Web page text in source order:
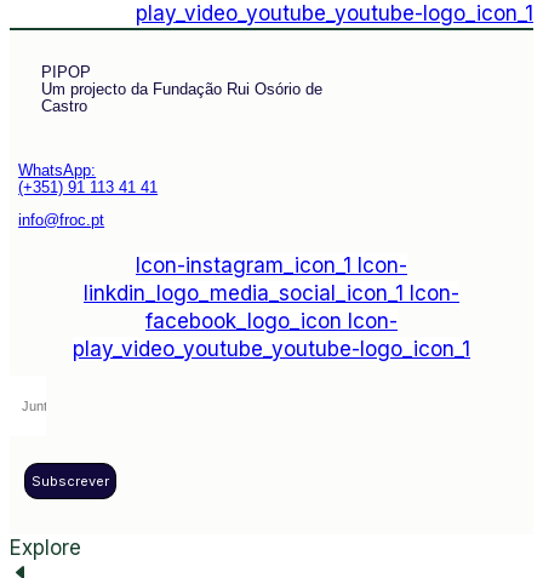
play_video_youtube_youtube-logo_icon_1
PIPOP
Um projecto da Fundação Rui Osório de
Castro
WhatsApp:
(+351) 91 113 41 41
info@froc.pt
Icon-instagram_icon_1
Icon-
linkdin_logo_media_social_icon_1
Icon-
facebook_logo_icon Icon-
play_video_youtube_youtube-logo_icon_1
Subscrever
Explore